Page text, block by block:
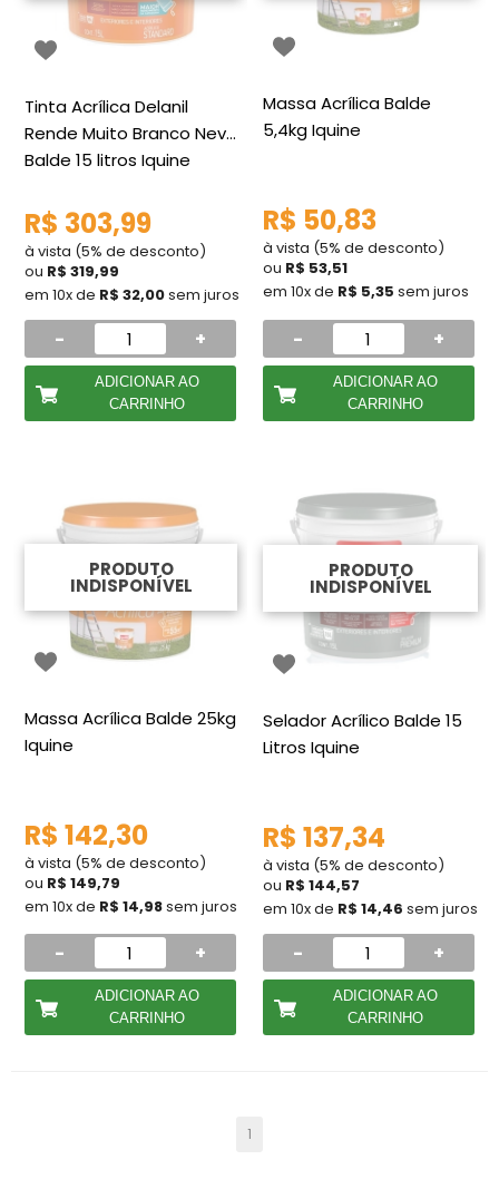
Tinta Acrílica Delanil
Rende Muito Branco Neve
Balde 15 litros Iquine
R$ 303,99
à vista (5% de desconto)
ou R$ 319,99
em 10x de R$ 32,00sem juros
- +
ADICIONAR AO
CARRINHO
Massa Acrílica Balde
5,4kg Iquine
R$ 50,83
à vista (5% de desconto)
ou R$ 53,51
em 10x de R$ 5,35 sem juros
- +
ADICIONAR AO
CARRINHO
PRODUTO
INDISPONÍVEL
Massa Acrílica Balde 25kg
Iquine
R$ 142,30
à vista (5% de desconto)
ou R$ 149,79
em 10x de R$ 14,98sem juros
- +
ADICIONAR AO
CARRINHO
PRODUTO
INDISPONÍVEL
Selador Acrílico Balde 15
Litros Iquine
R$ 137,34
à vista (5% de desconto)
ou R$ 144,57
em 10x de R$ 14,46 sem juros
- +
ADICIONAR AO
CARRINHO
1